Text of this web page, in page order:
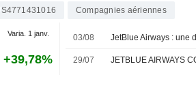
Compagnies aériennes
Varia. 1 janv.
+39,78%
03/08
29/07